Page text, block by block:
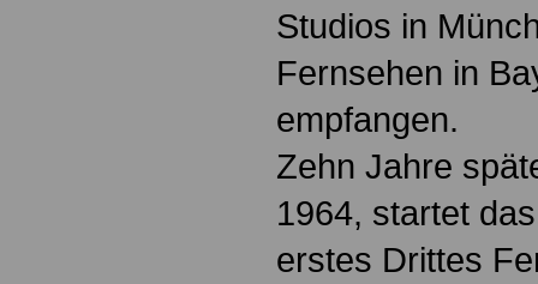
Studios in
Fernsehen in
empfangen.
Zehn Jahre
1964, startet
erstes Drittes